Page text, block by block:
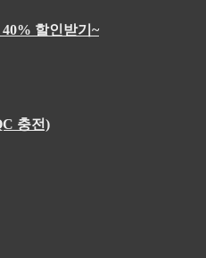
할인받기~
충전)